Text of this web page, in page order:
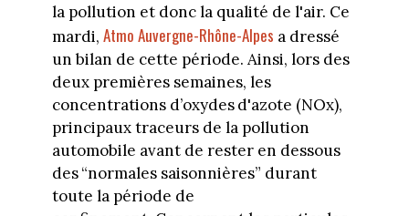
la pollution et donc la qualité de l'air. Ce
mardi, Atmo Auvergne-Rhône-Alpes a dressé
un bilan de cette période. Ainsi, lors des
deux premières semaines, les
concentrations d’oxydes d'azote (NOx),
principaux traceurs de la pollution
automobile avant de rester en dessous
des “normales saisonnières” durant
toute la période de